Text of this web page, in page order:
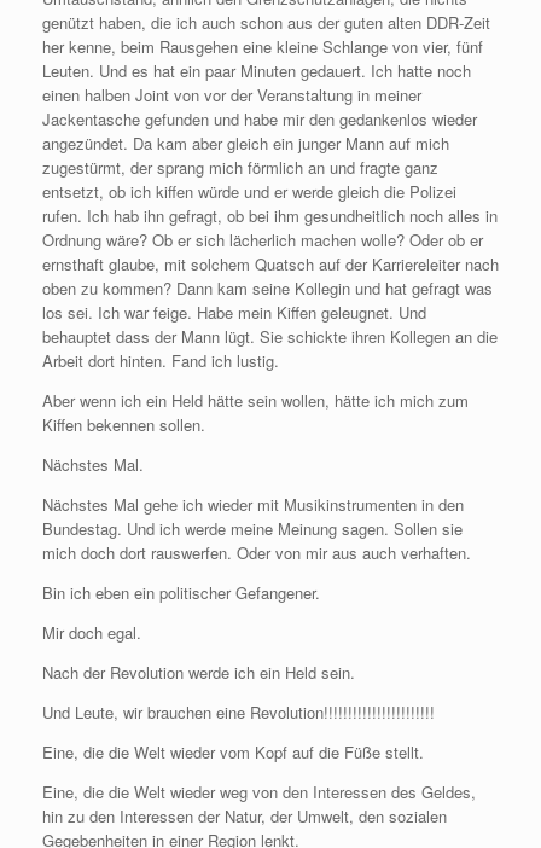
genützt haben, die ich auch schon aus der guten alten DDR-Zeit
her kenne, beim Rausgehen eine kleine Schlange von vier, fünf
Leuten. Und es hat ein paar Minuten gedauert. Ich hatte noch
einen halben Joint von vor der Veranstaltung in meiner
Jackentasche gefunden und habe mir den gedankenlos wieder
angezündet. Da kam aber gleich ein junger Mann auf mich
zugestürmt, der sprang mich förmlich an und fragte ganz
entsetzt, ob ich kiffen würde und er werde gleich die Polizei
rufen. Ich hab ihn gefragt, ob bei ihm gesundheitlich noch alles in
Ordnung wäre? Ob er sich lächerlich machen wolle? Oder ob er
ernsthaft glaube, mit solchem Quatsch auf der Karriereleiter nach
oben zu kommen? Dann kam seine Kollegin und hat gefragt was
los sei. Ich war feige. Habe mein Kiffen geleugnet. Und
behauptet dass der Mann lügt. Sie schickte ihren Kollegen an die
Arbeit dort hinten. Fand ich lustig.
Aber wenn ich ein Held hätte sein wollen, hätte ich mich zum
Kiffen bekennen sollen.
Nächstes Mal.
Nächstes Mal gehe ich wieder mit Musikinstrumenten in den
Bundestag. Und ich werde meine Meinung sagen. Sollen sie
mich doch dort rauswerfen. Oder von mir aus auch verhaften.
Bin ich eben ein politischer Gefangener.
Mir doch egal.
Nach der Revolution werde ich ein Held sein.
Und Leute, wir brauchen eine Revolution!!!!!!!!!!!!!!!!!!!!!!!
Eine, die die Welt wieder vom Kopf auf die Füße stellt.
Eine, die die Welt wieder weg von den Interessen des Geldes,
hin zu den Interessen der Natur, der Umwelt, den sozialen
Gegebenheiten in einer Region lenkt.